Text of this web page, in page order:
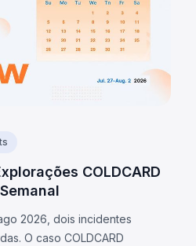
COLDCARD
2026, dois incidentes
O caso COLDCARD